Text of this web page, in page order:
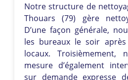
Notre structure de
Thouars (79) gère
D’une façon générale,
les bureaux le soir
locaux. Troisièmement,
mesure d’également
sur demande expresse